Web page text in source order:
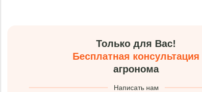
Только для Вас!
Бесплатная консультация
агронома
Написать нам